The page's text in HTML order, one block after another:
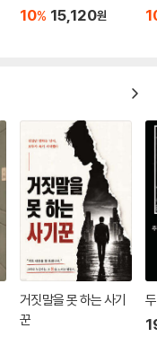
10% 15,120원
거짓말을 못 하는 사기
꾼